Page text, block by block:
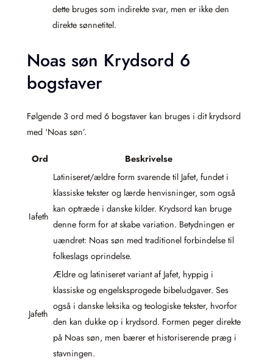
dette bruges som indirekte svar, men er ikke den
direkte sønnetitel.
Noas søn Krydsord 6
bogstaver
Følgende 3 ord med 6 bogstaver kan bruges i dit krydsord
med ‘Noas søn’.
Ord Beskrivelse
Iafeth
Latiniseret/ældre form svarende til Jafet, fundet i
klassiske tekster og lærde henvisninger, som også
kan optræde i danske kilder. Krydsord kan bruge
denne form for at skabe variation. Betydningen er
uændret: Noas søn med traditionel forbindelse til
folkeslags oprindelse.
Jafeth
Ældre og latiniseret variant af Jafet, hyppig i
klassiske og engelsksprogede bibeludgaver. Ses
også i danske leksika og teologiske tekster, hvorfor
den kan dukke op i krydsord. Formen peger direkte
på Noas søn, men bærer et historiserende præg i
stavningen.